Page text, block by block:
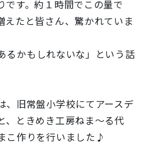
です。約１時間でこの量で
えたと皆さん、驚かれていま
るかもしれないな 」という話
、旧常盤小学校にてアースデ
、ときめき工房ねま～る代
こ作りを行いました♪